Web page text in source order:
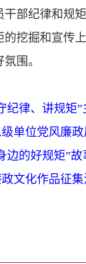
干部纪律和规
的挖掘和宣传
围。
纪律、讲规矩
单位党风廉
的好规矩”故
文化作品征